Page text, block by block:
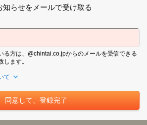
知らせをメールで受け取る
る方は、@chintai.co.jpからのメールを受信できる
します。
て